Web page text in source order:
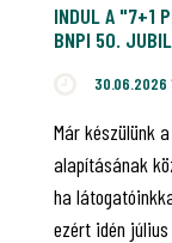
INDUL A "7+1
BNPI 50.
30.06.2026
Már készülünk
alapításának
ha
ezért idén július